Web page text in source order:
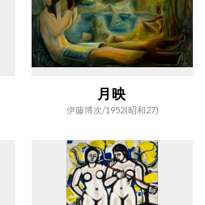
月映
伊藤博次/1952(昭和27)